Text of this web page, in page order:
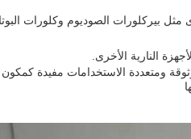
مثل بيركلورات الصوديوم وكلورات
النارية الأخرى.
ومتعددة الاستخدامات مفيدة